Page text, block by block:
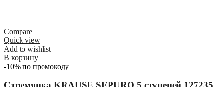
Compare
Quick view
Add to wishlist
В корзину
-10% по промокоду